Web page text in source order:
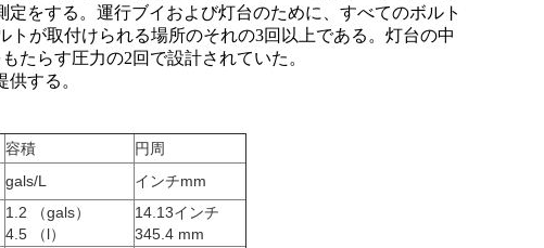
をする。運行ブイおよび灯台のために、すべてのボルト
が取付けられる場所のそれの3回以上である。灯台の中
たらす圧力の2回で設計されていた。
する。
容積
円周
gals/L インチmm
1.2 （gals）
4.5 （l）
14.13インチ
345.4 mm